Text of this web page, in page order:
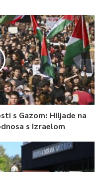
s Gazom: Hiljade na
s Izraelom